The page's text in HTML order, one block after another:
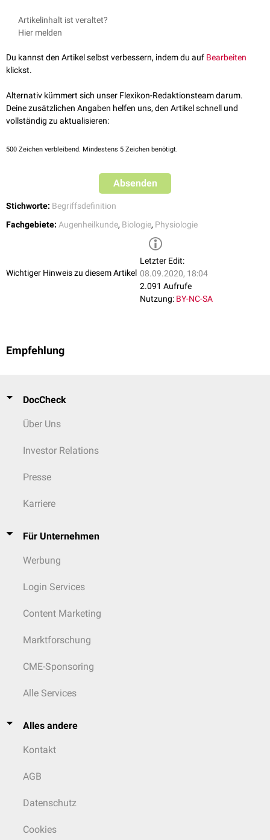
Artikelinhalt ist veraltet?
Hier melden
Du kannst den Artikel selbst verbessern, indem du auf Bearbeiten
klickst.
Alternativ kümmert sich unser Flexikon-Redaktionsteam darum.
Deine zusätzlichen Angaben helfen uns, den Artikel schnell und
vollständig zu aktualisieren:
500 Zeichen verbleibend. Mindestens 5 Zeichen benötigt.
Absenden
Stichworte: Begriffsdefinition
Fachgebiete: Augenheilkunde, Biologie, Physiologie
Wichtiger Hinweis zu diesem Artikel
Letzter Edit:
08.09.2020, 18:04
2.091 Aufrufe
Nutzung: BY-NC-SA
Empfehlung
DocCheck
Über Uns
Investor Relations
Presse
Karriere
Für Unternehmen
Werbung
Login Services
Content Marketing
Marktforschung
CME-Sponsoring
Alle Services
Alles andere
Kontakt
AGB
Datenschutz
Cookies